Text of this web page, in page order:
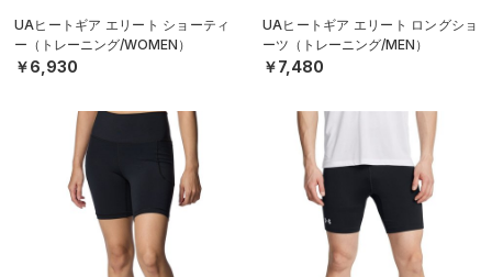
UAヒートギア エリート ショーティ
ー（トレーニング/WOMEN）
￥6,930
UAヒートギア エリート ロングショ
ーツ（トレーニング/MEN）
￥7,480